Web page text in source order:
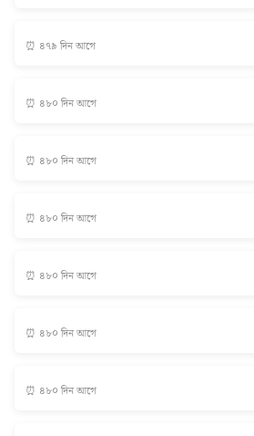
⏰ ৪৭৯ দিন আগে
⏰ ৪৮০ দিন আগে
⏰ ৪৮০ দিন আগে
⏰ ৪৮০ দিন আগে
⏰ ৪৮০ দিন আগে
⏰ ৪৮০ দিন আগে
⏰ ৪৮০ দিন আগে